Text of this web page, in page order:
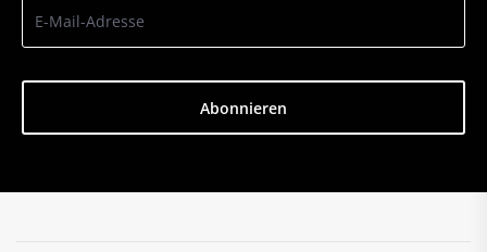
Abonnieren